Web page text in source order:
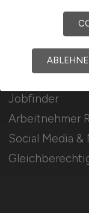
Für
Jobfinder
Arbeitnehmer
Social Media &